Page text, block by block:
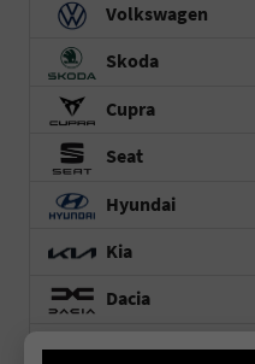
Volkswagen
Skoda
Cupra
Seat
Hyundai
Kia
Dacia
Toyota